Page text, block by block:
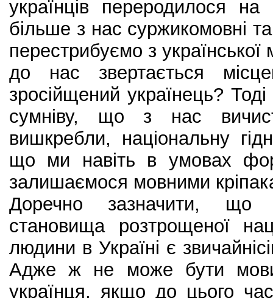
українців переродилося
більше з нас суржикомовні
перестрибуємо з
до нас звертається
зросійщений українець?
сумніву, що з нас
вишкребли, національну
що ми навіть в умовах
залишаємося мовними
Доречно зазначити, що
становища розтрощеної
людини в Україні є
Адже ж не може бути
українця, якщо до цього